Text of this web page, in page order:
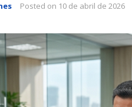
Posted on 10 de abril de 2026